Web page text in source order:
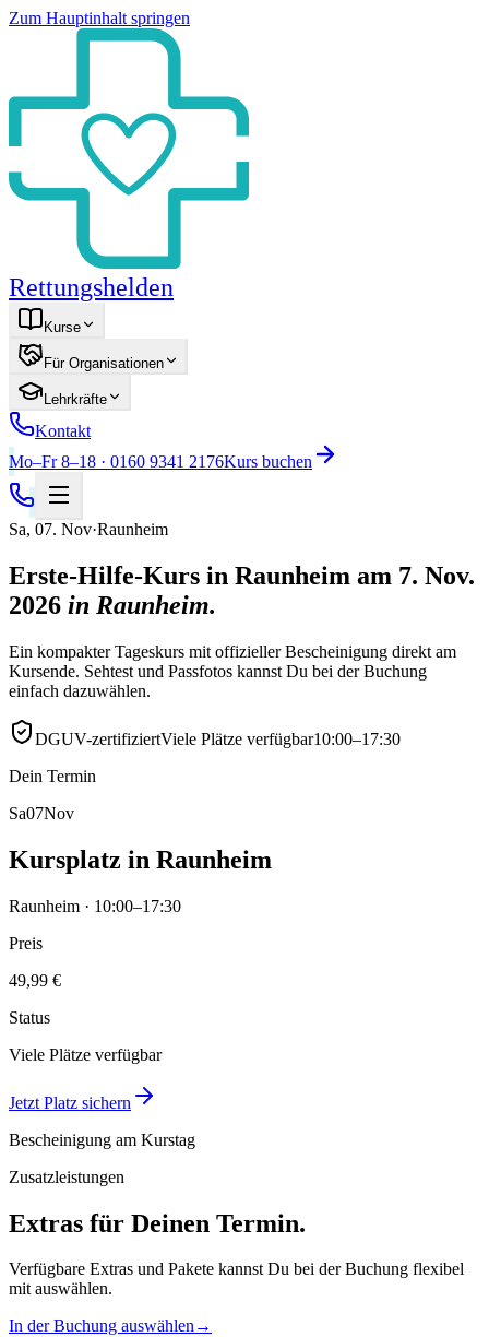
Zum Hauptinhalt springen
Rettungshelden
Kurse
Für Organisationen
Lehrkräfte
Kontakt
Mo–Fr 8–18 · 0160 9341 2176Kurs buchen
Sa, 07. Nov·Raunheim
Erste-Hilfe-Kurs in Raunheim am 7. Nov.
2026 in Raunheim.
Ein kompakter Tageskurs mit offizieller Bescheinigung direkt am
Kursende. Sehtest und Passfotos kannst Du bei der Buchung
einfach dazuwählen.
DGUV-zertifiziertViele Plätze verfügbar10:00–17:30
Dein Termin
Sa07Nov
Kursplatz in Raunheim
Raunheim · 10:00–17:30
Preis
49,99 €
Status
Viele Plätze verfügbar
Jetzt Platz sichern
Bescheinigung am Kurstag
Zusatzleistungen
Extras für Deinen Termin.
Verfügbare Extras und Pakete kannst Du bei der Buchung flexibel
mit auswählen.
In der Buchung auswählen→